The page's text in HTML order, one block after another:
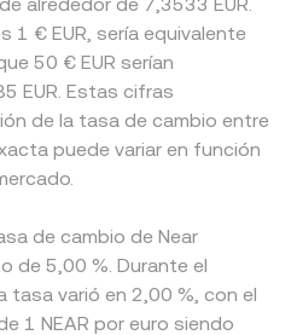
1 € EUR, sería equivalente
50 € EUR serían
EUR. Estas cifras
de la tasa de cambio entre
puede variar en función
de cambio de Near
de 5,00 %. Durante el
varió en 2,00 %, con el
1 NEAR por euro siendo